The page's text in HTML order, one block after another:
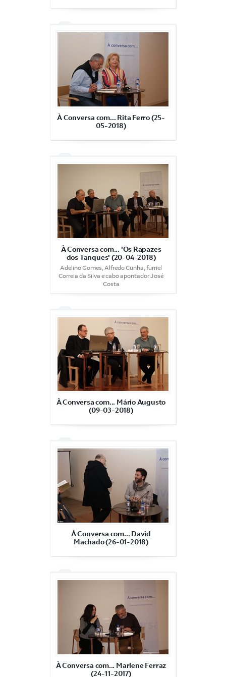
À Conversa com... Rita Ferro (25-
05-2018)
À Conversa com... 'Os Rapazes
dos Tanques' (20-04-2018)
Adelino Gomes, Alfredo Cunha, furriel
Correia da Silva e cabo apontador José
Costa
À Conversa com... Mário Augusto
(09-03-2018)
À Conversa com... David
Machado (26-01-2018)
À Conversa com... Marlene Ferraz
(24-11-2017)